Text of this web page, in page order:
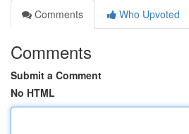
Comments
Who Upvoted
Comments
Submit a Comment
No HTML